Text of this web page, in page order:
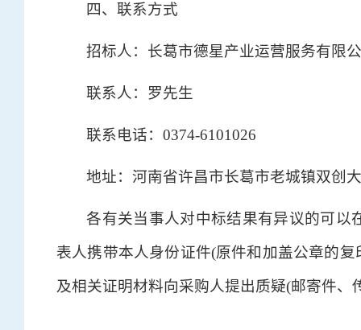
四、联系方式
招标人：长葛市德星产业运营服务有限
联系人：罗先生
联系电话：0374-6101026
地址：河南省许昌市长葛市老城镇双创
各有关当事人对中标结果有异议的可以
表人携带本人身份证件(原件和加盖公章的
及相关证明材料向采购人提出质疑(邮寄件